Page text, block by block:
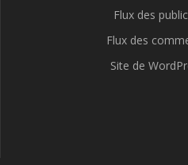
Flux des
Flux des
Site de